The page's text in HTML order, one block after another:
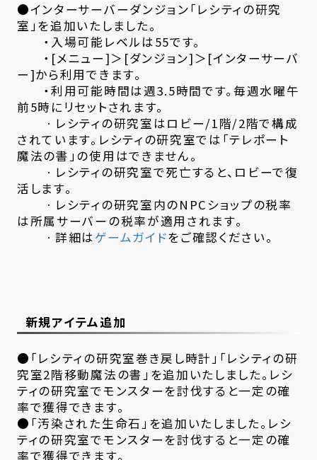
●インターサーバーダンジョン「レシティの研究
室」を追加いたしました。
・入場可能レベルは55です。
・[メニュー]＞[ダンジョン]＞[インターサーバ
ー]から利用できます。
・利用可能時間は週3.5時間です。毎週水曜午
前5時にリセットされます。
ㆍレシティの研究室はロビー/1階/2階で構成
されています。レシティの研究室では「テレポート
魔法の書」の使用はできません。
ㆍレシティの研究室で死亡すると、ロビーで復
活します。
ㆍレシティの研究室内のNPCショップの税率
は所属サーバーの税率が適用されます。
ㆍ詳細はゲームガイドをご確認ください。
新規アイテム追加
●「レシティの研究室巻き戻し時計」「レシティの研
究室2階移動魔法の書」を追加いたしました。レシ
ティの研究室でモンスターを討伐すると一定の確
率で獲得できます。
●「汚染された生命石」を追加いたしました。レシ
ティの研究室でモンスターを討伐すると一定の確
率で獲得できます。